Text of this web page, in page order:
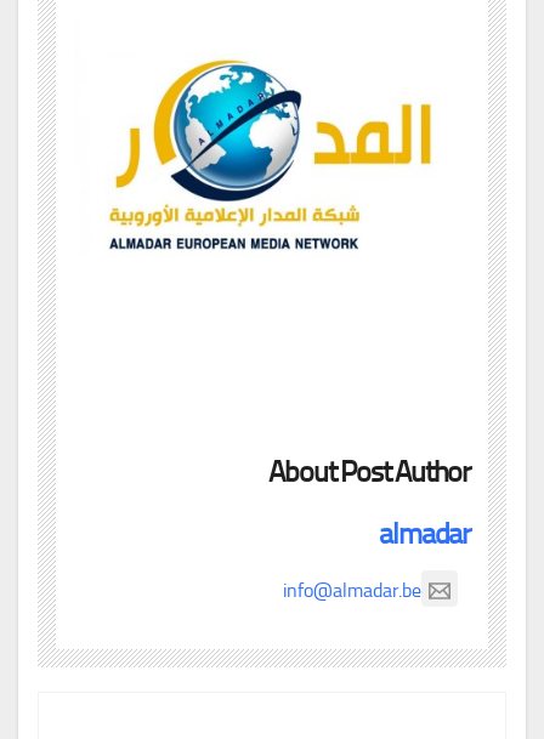
About Post Author
almadar
info@almadar.be